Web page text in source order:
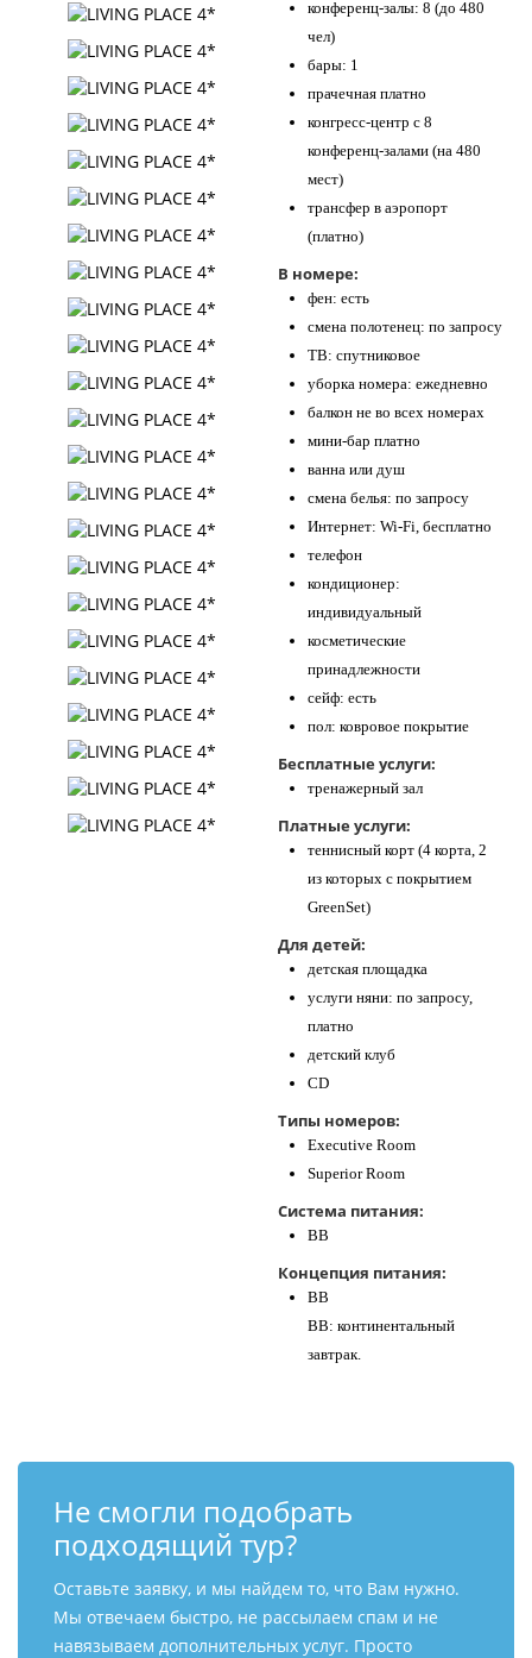
конференц-залы: 8 (до 480
чел)
бары: 1
прачечная платно
конгресс-центр с 8
конференц-залами (на 480
мест)
трансфер в аэропорт
(платно)
В номере:
фен: есть
смена полотенец: по запросу
ТВ: спутниковое
уборка номера: ежедневно
балкон не во всех номерах
мини-бар платно
ванна или душ
смена белья: по запросу
Интернет: Wi-Fi, бесплатно
телефон
кондиционер:
индивидуальный
косметические
принадлежности
сейф: есть
пол: ковровое покрытие
Бесплатные услуги:
тренажерный зал
Платные услуги:
теннисный корт (4 корта, 2
из которых с покрытием
GreenSet)
Для детей:
детская площадка
услуги няни: по запросу,
платно
детский клуб
СD
Типы номеров:
Executive Room
Superior Room
Система питания:
BB
Концепция питания:
BB
BB: континентальный
завтрак.
Не смогли подобрать
подходящий тур?
Оставьте заявку, и мы найдем то, что Вам нужно.
Мы отвечаем быстро, не рассылаем спам и не
навязываем дополнительных услуг. Просто